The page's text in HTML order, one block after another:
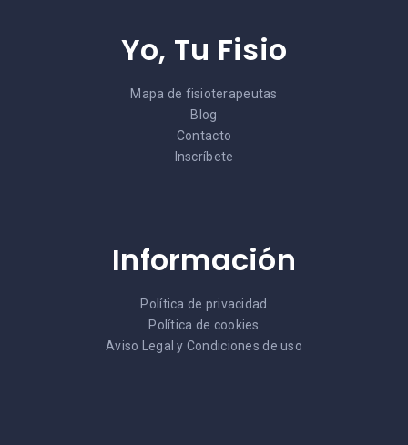
Yo, Tu Fisio
Mapa de fisioterapeutas
Blog
Contacto
Inscríbete
Información
Política de privacidad
Política de cookies
Aviso Legal y Condiciones de uso